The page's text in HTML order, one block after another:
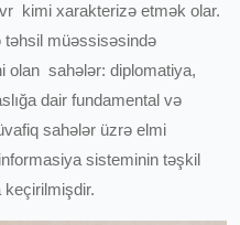
kimi xarakterizə etmək olar.
təhsil müəssisəsində
olan sahələr: diplomatiya,
dair fundamental və
sahələr üzrə elmi
sisteminin təşkil
keçirilmişdir.